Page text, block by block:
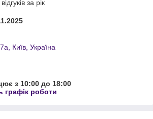
за рік
Київ, Україна
з 10:00 до 18:00
графік роботи